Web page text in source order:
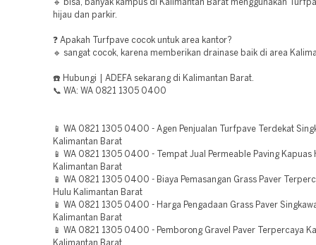
🔹 bisa, banyak kampus di Kalimantan Barat menggunakan
hijau dan parkir.
❓ Apakah Turfpave cocok untuk area kantor?
🔹 sangat cocok, karena memberikan drainase baik di area
☎️ Hubungi | ADEFA sekarang di Kalimantan Barat.
📞 WA: WA 0821 1305 0400
📱 WA 0821 1305 0400 - Agen Penjualan Turfpave Terdekat
Kalimantan Barat
📱 WA 0821 1305 0400 - Tempat Jual Permeable Paving Kapuas
Kalimantan Barat
📱 WA 0821 1305 0400 - Biaya Pemasangan Grass Paver
Hulu Kalimantan Barat
📱 WA 0821 1305 0400 - Harga Pengadaan Grass Paver
Kalimantan Barat
📱 WA 0821 1305 0400 - Pemborong Gravel Paver Terpercaya
Kalimantan Barat